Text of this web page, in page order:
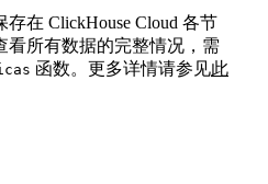
在 ClickHouse Cloud 各节
看所有数据的完整情况，需
函数。更多详情请参见此